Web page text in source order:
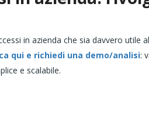
in azienda che sia davvero utile
qui e richiedi una demo/analisi:
e scalabile.